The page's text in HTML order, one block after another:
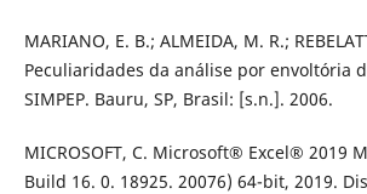
MARIANO, E. B.; ALMEIDA, M. R.;
Peculiaridades da análise por envoltória
SIMPEP. Bauru, SP, Brasil: [s.n.]. 2006.
MICROSOFT, C. Microsoft® Excel® 2019
Build 16. 0. 18925. 20076) 64-bit, 2019.